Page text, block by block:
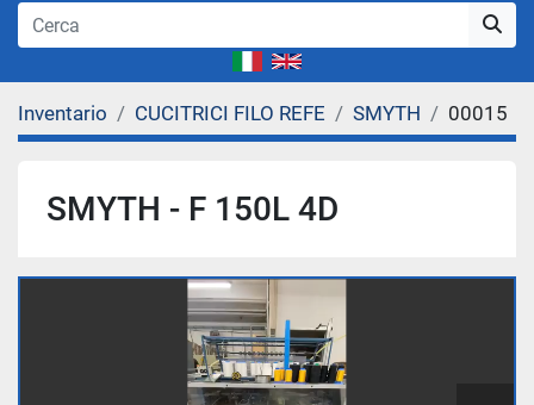
Inventario CUCITRICI FILO REFE SMYTH 00015
SMYTH - F 150L 4D